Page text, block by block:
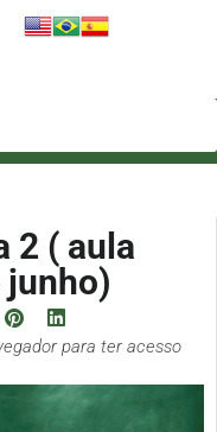
2 ( aula
junho)
para ter acesso